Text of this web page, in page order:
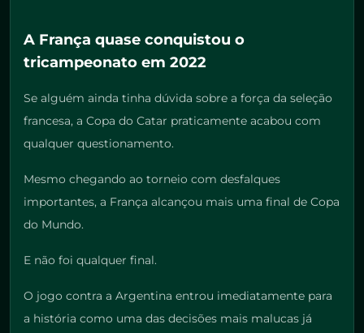
A França quase conquistou o
tricampeonato em 2022
Se alguém ainda tinha dúvida sobre a força da seleção
francesa, a Copa do Catar praticamente acabou com
qualquer questionamento.
Mesmo chegando ao torneio com desfalques
importantes, a França alcançou mais uma final de Copa
do Mundo.
E não foi qualquer final.
O jogo contra a Argentina entrou imediatamente para
a história como uma das decisões mais malucas já